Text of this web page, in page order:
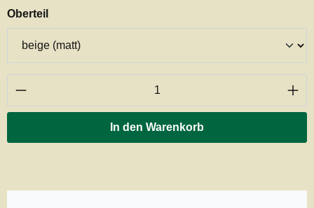
Oberteilauswählen
Produkt Anzahl: Gib den gewünschten
In den Warenkorb